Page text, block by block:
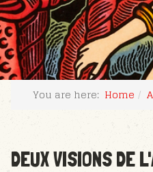
You are here: Home
DEUX VISIONS DE